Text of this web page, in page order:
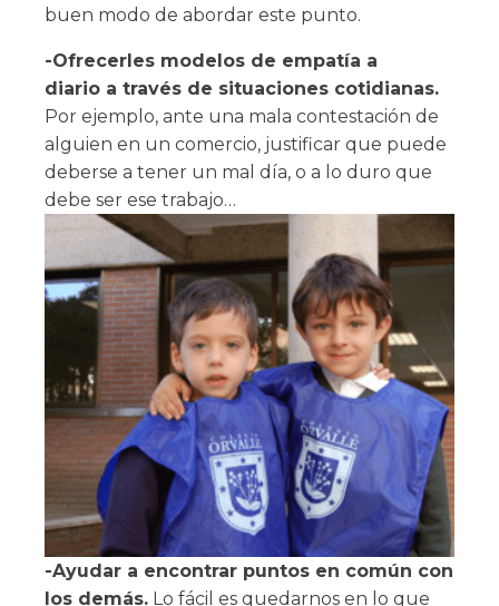
buen modo de abordar este punto.
-Ofrecerles modelos de empatía a
diario a través de situaciones cotidianas.
Por ejemplo, ante una mala contestación de
alguien en un comercio, justificar que puede
deberse a tener un mal día, o a lo duro que
debe ser ese trabajo…
-Ayudar a encontrar puntos en común con
los demás. Lo fácil es quedarnos en lo que